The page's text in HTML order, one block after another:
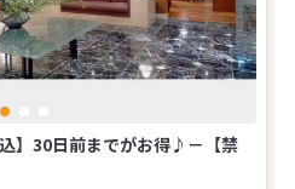
30日前までがお得♪－【禁